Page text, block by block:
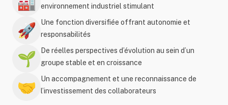
environnement industriel stimulant
🚀
Une fonction diversifiée offrant autonomie et
responsabilités
🌱
De réelles perspectives d’évolution au sein d’un
groupe stable et en croissance
🤝
Un accompagnement et une reconnaissance de
l’investissement des collaborateurs